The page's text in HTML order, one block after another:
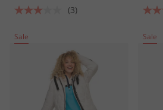
(3)
Sale Sale